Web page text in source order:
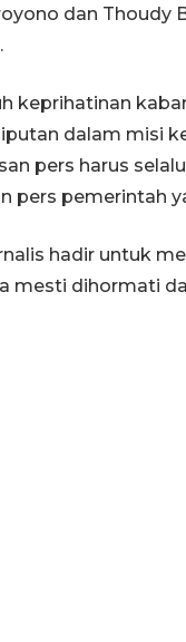
dan Thoudy
keprihatinan
dalam misi
pers harus
pers pemerintah
hadir untuk
mesti dihormati